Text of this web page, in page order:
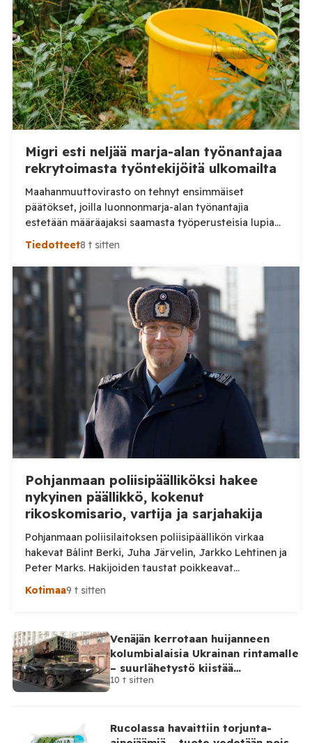
Migri esti neljää marja-alan työnantajaa
rekrytoimasta työntekijöitä ulkomailta
Maahanmuuttovirasto on tehnyt ensimmäiset
päätökset, joilla luonnonmarja-alan työnantajia
estetään määräajaksi saamasta työperusteisia lupia
ulkomailta rekrytoitaville työntekijöille. Päätösten
epäselvyydet ja laiminlyönnit. Maahanmuuttovirasto
on kevään ja kesän 2026 aikana harkinnut lupien
myöntämisestä pidättäytymistä noin 20
luonnonmarja-alalla toimivan työnantajan kohdalla.
Tilaa Posi TV – tuellasi riippumaton suomalainen
uutisointi jatkuu myös tulevaisuudessa. Yhdelletoista
työnantajalle on lähetetty […]
Tiedotteet8 t sitten
Pohjanmaan poliisipäälliköksi hakee
nykyinen päällikkö, kokenut
rikoskomisario, vartija ja sarjahakija
Pohjanmaan poliisilaitoksen poliisipäällikön virkaa
hakevat Bálint Berki, Juha Järvelin, Jarkko Lehtinen ja
Peter Marks. Hakijoiden taustat poikkeavat
huomattavasti toisistaan. Poliisihallitus nimittää
sen virkapaikkana on Vaasa. Poliisipäällikkö vastaa
muun muassa poliisilaitoksen toiminnan, talouden ja
henkilöstön johtamisesta sekä poliisipalvelujen
järjestämisestä laitoksen alueella. Tilaa Posi […]
Kotimaa9 t sitten
Venäjän kerrotaan huijanneen
kolumbialaisia Ukrainan rintamalle
– suurlähetystö kiistää
osallisuutensa
10 t sitten
Rucolassa havaittiin torjunta-